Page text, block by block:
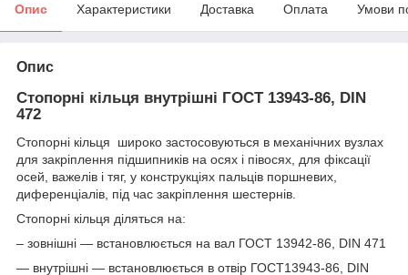
Опис Характеристики Доставка Оплата Умови
Опис
Стопорні кільця внутрішні ГОСТ 13943-86, DIN
472
Стопорні кільця широко застосовуються в механічних вузлах
для закріплення підшипників на осях і півосях, для фіксації
осей, важелів і тяг, у конструкціях пальців поршневих,
диференціалів, під час закріплення шестернів.
Стопорні кільця діляться на:
– зовнішні — встановлюється на вал ГОСТ 13942-86, DIN 471
— внутрішні — встановлюється в отвір ГОСТ13943-86, DIN